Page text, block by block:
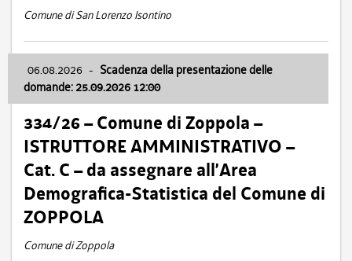
Comune di San Lorenzo Isontino
06.08.2026 - Scadenza della presentazione delle
domande: 25.09.2026 12:00
334/26 – Comune di Zoppola –
ISTRUTTORE AMMINISTRATIVO –
Cat. C – da assegnare all’Area
Demografica-Statistica del Comune di
ZOPPOLA
Comune di Zoppola